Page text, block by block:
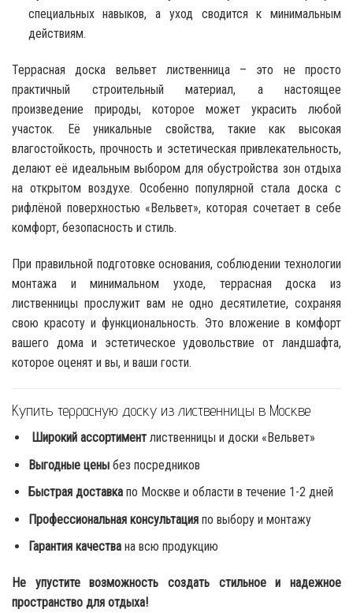
специальных навыков, а уход сводится к минимальным
действиям.
Террасная доска вельвет лиственница – это не просто
практичный строительный материал, а настоящее
произведение природы, которое может украсить любой
участок. Её уникальные свойства, такие как высокая
влагостойкость, прочность и эстетическая привлекательность,
делают её идеальным выбором для обустройства зон отдыха
на открытом воздухе. Особенно популярной стала доска с
рифлёной поверхностью «Вельвет», которая сочетает в себе
комфорт, безопасность и стиль.
При правильной подготовке основания, соблюдении технологии
монтажа и минимальном уходе, террасная доска из
лиственницы прослужит вам не одно десятилетие, сохраняя
свою красоту и функциональность. Это вложение в комфорт
вашего дома и эстетическое удовольствие от ландшафта,
которое оценят и вы, и ваши гости.
Купить террасную доску из лиственницы в Москве
Широкий ассортимент лиственницы и доски «Вельвет»
Выгодные цены без посредников
Быстрая доставка по Москве и области в течение 1-2 дней
Профессиональная консультация по выбору и монтажу
Гарантия качества на всю продукцию
Не упустите возможность создать стильное и надежное
пространство для отдыха!